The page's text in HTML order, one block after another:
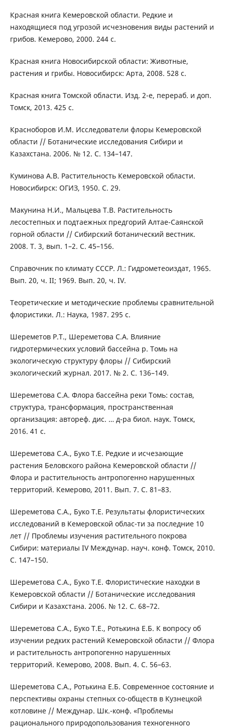
Красная книга Кемеровской области. Редкие и
находящиеся под угрозой исчезновения виды растений и
грибов. Кемерово, 2000. 244 с.
Красная книга Новосибирской области: Животные,
растения и грибы. Новосибирск: Арта, 2008. 528 с.
Красная книга Томской области. Изд. 2-е, перераб. и доп.
Томск, 2013. 425 с.
Красноборов И.М. Исследователи флоры Кемеровской
области // Ботанические исследования Сибири и
Казахстана. 2006. № 12. С. 134–147.
Куминова А.В. Растительность Кемеровской области.
Новосибирск: ОГИЗ, 1950. С. 29.
Макунина Н.И., Мальцева Т.В. Растительность
лесостепных и подтаежных предгорий Алтае-Саянской
горной области // Сибирский ботанический вестник.
2008. Т. 3, вып. 1–2. C. 45–156.
Справочник по климату СССР. Л.: Гидрометеоиздат, 1965.
Вып. 20, ч. II; 1969. Вып. 20, ч. IV.
Теоретические и методические проблемы сравнительной
флористики. Л.: Наука, 1987. 295 с.
Шереметов Р.Т., Шереметова С.А. Влияние
гидротермических условий бассейна р. Томь на
экологическую структуру флоры // Сибирский
экологический журнал. 2017. № 2. С. 136–149.
Шереметова С.А. Флора бассейна реки Томь: состав,
структура, трансформация, пространственная
организация: автореф. дис. … д-ра биол. наук. Томск,
2016. 41 с.
Шереметова С.А., Буко Т.Е. Редкие и исчезающие
растения Беловского района Кемеровской области //
Флора и растительность антропогенно нарушенных
территорий. Кемерово, 2011. Вып. 7. С. 81–83.
Шереметова С.А., Буко Т.Е. Результаты флористических
исследований в Кемеровской облас-ти за последние 10
лет // Проблемы изучения растительного покрова
Сибири: материалы IV Междунар. науч. конф. Томск, 2010.
С. 147–150.
Шереметова С.А., Буко Т.Е. Флористические находки в
Кемеровской области // Ботанические исследования
Сибири и Казахстана. 2006. № 12. С. 68–72.
Шереметова С.А., Буко Т.Е., Ротькина Е.Б. К вопросу об
изучении редких растений Кемеровской области // Флора
и растительность антропогенно нарушенных
территорий. Кемерово, 2008. Вып. 4. С. 56–63.
Шереметова С.А., Ротькина Е.Б. Современное состояние и
перспективы охраны степных со-обществ в Кузнецкой
котловине // Междунар. Шк.-конф. «Проблемы
рационального природопользования техногенного